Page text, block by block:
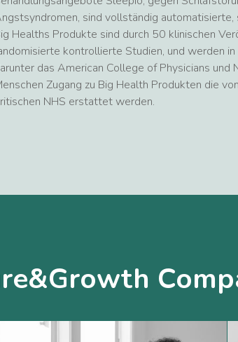
sind vollständig
Healths Produkte sind durch 50 klinischen
kontrollierte Studien, und werden
das American College of Physicians
Zugang zu Big Health Produkten die
NHS erstattet werden.